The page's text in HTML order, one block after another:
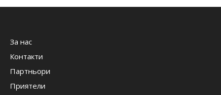
За нас
Контакти
Партньори
Приятели